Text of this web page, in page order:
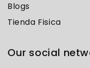
Blogs
Tienda Fisica
Our social